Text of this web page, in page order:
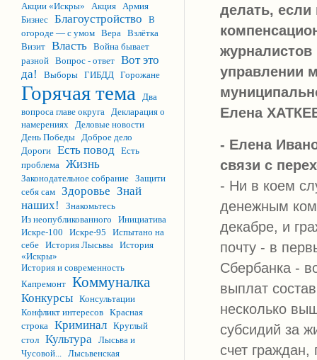
Акции «Искры»
Акция Армия
Бизнес Благоустройство
В
огороде — с умом Вера Взлётка
Визит Власть Война бывает
разной Вопрос - ответ Вот это
да!
Выборы ГИБДД Горожане
Горячая тема
Два
вопроса главе округа Декларация о
намерениях Деловые новости
День Победы Доброе дело
Дороги Есть повод Есть
проблема Жизнь
Законодательное собрание Защити
себя сам Здоровье Знай
наших!
Знакомьтесь
Из неопубликованного
Инициатива
Искре-100
Искре-95
Испытано на
себе История Лысьвы История
«Искры»
История и современность
Капремонт Коммуналка
Конкурсы Консультации
Конфликт интересов Красная
строка Криминал Круглый
стол Культура Лысьва и
Чусовой... Лысьвенская
делать,
управлении
Елена
- Елена
связи с
- Ни в коем
денежным
декабре, и
почту - в
Сбербанка -
выплат
несколько
субсидий за
счет